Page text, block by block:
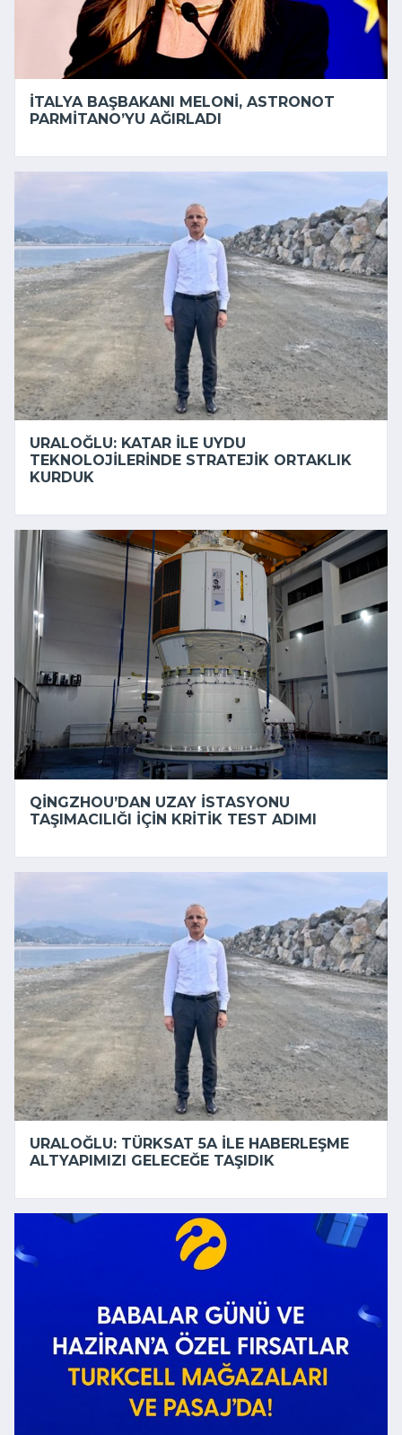
İTALYA BAŞBAKANI MELONI, ASTRONOT
PARMITANO’YU AĞIRLADI
URALOĞLU: KATAR ILE UYDU
TEKNOLOJILERINDE STRATEJIK ORTAKLIK
KURDUK
QINGZHOU’DAN UZAY ISTASYONU
TAŞIMACILIĞI IÇIN KRITIK TEST ADIMI
URALOĞLU: TÜRKSAT 5A ILE HABERLEŞME
ALTYAPIMIZI GELECEĞE TAŞIDIK